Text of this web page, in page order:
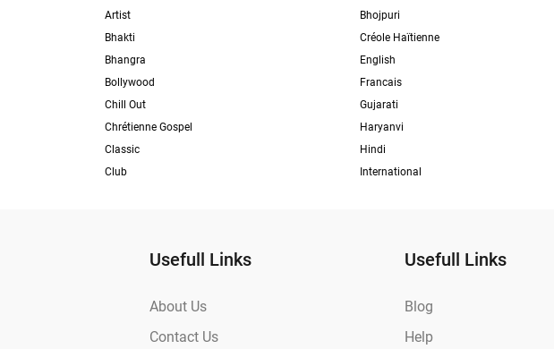
Artist
Bhakti
Bhangra
Bollywood
Chill Out
Chrétienne Gospel
Classic
Club
Bhojpuri
Créole Haïtienne
English
Francais
Gujarati
Haryanvi
Hindi
International
Usefull Links
About Us
Contact Us
Usefull Links
Blog
Help